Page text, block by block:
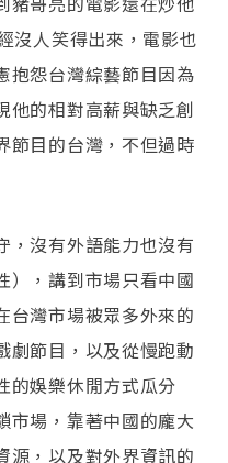
沒人笑得出來，電影也
抱怨台灣綜藝節目因為
他的相對高薪與缺乏創
節目的台灣，不但過時
，沒有外語能力也沒有
），講到市場只看中國
台灣市場被眾多外來的
劇節目，以及從慢跑動
的娛樂休閒方式瓜分
市場，靠著中國的龐大
源，以及對外界資訊的